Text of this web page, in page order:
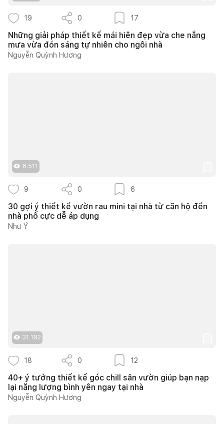
19 0 17
Những giải pháp thiết kế mái hiên đẹp vừa che nắng
mưa vừa đón sáng tự nhiên cho ngôi nhà
Nguyễn Quỳnh Hương
8.511
9 0 6
30 gợi ý thiết kế vườn rau mini tại nhà từ căn hộ đến
nhà phố cực dễ áp dụng
Như Ý
31.192
18 0 12
40+ ý tưởng thiết kế góc chill sân vườn giúp bạn nạp
lại năng lượng bình yên ngay tại nhà
Nguyễn Quỳnh Hương